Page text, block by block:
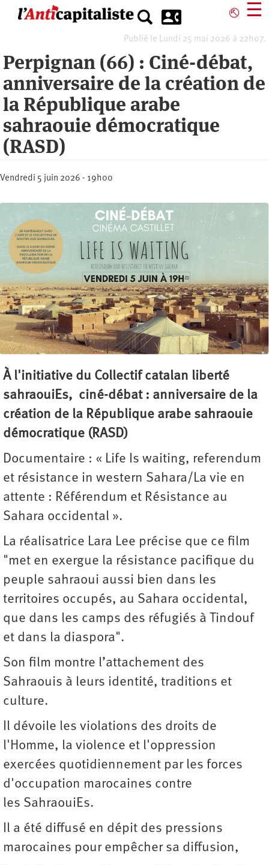
⎋ ☰
Publié le Lundi 25 mai 2026 à 22h07.
Perpignan (66) : Ciné-débat,
anniversaire de la création de
la République arabe
sahraouie démocratique
(RASD)
Vendredi 5 juin 2026 - 19h00
À l'initiative du Collectif catalan liberté
sahraouiEs, ciné-débat : anniversaire de la
création de la République arabe sahraouie
démocratique (RASD)
Documentaire : « Life Is waiting, referendum
et résistance in western Sahara/La vie en
attente : Référendum et Résistance au
Sahara occidental ».
La réalisatrice Lara Lee précise que ce film
"met en exergue la résistance pacifique du
peuple sahraoui aussi bien dans les
territoires occupés, au Sahara occidental,
que dans les camps des réfugiés à Tindouf
et dans la diaspora".
Son film montre l’attachement des
Sahraouis à leurs identité, traditions et
culture.
Il dévoile les violations des droits de
l'Homme, la violence et l'oppression
exercées quotidiennement par les forces
d'occupation marocaines contre
les SahraouiEs.
Il a été diffusé en dépit des pressions
marocaines pour empêcher sa diffusion,